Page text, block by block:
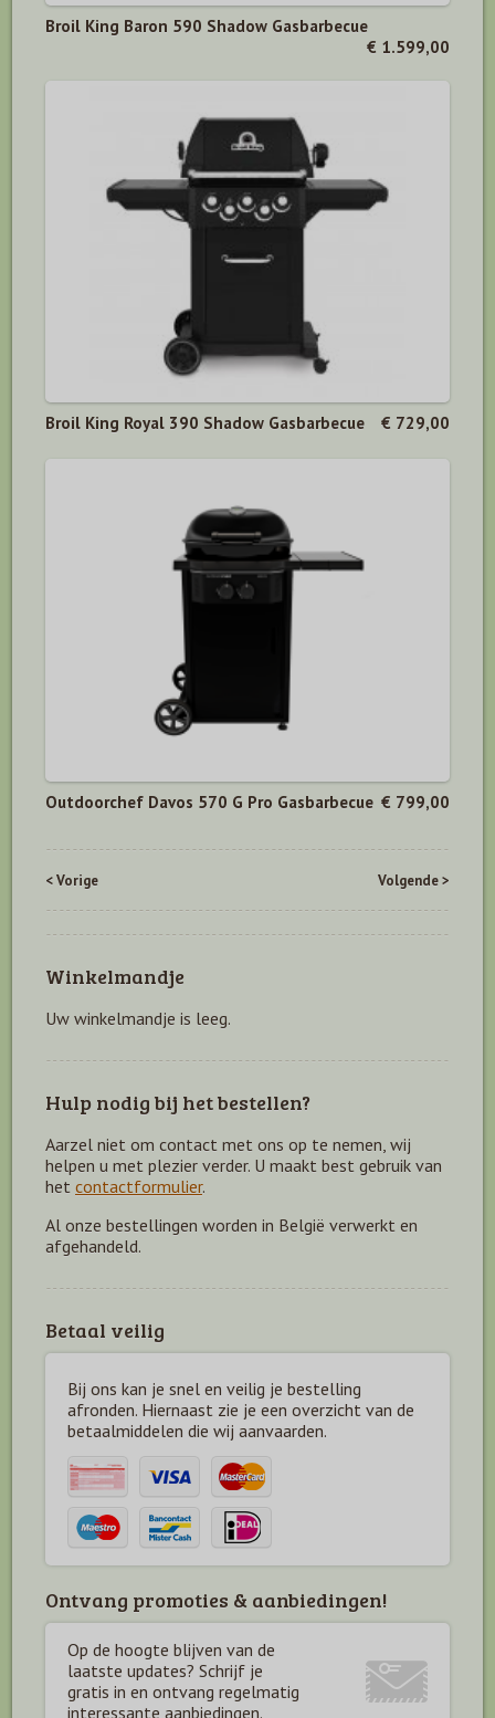
Broil King Baron 590 Shadow Gasbarbecue
€ 1.599,00
Broil King Royal 390 Shadow Gasbarbecue € 729,00
Outdoorchef Davos 570 G Pro Gasbarbecue € 799,00
< Vorige Volgende >
Winkelmandje
Uw winkelmandje is leeg.
Hulp nodig bij het bestellen?
Aarzel niet om contact met ons op te nemen, wij
helpen u met plezier verder. U maakt best gebruik van
het contactformulier.
Al onze bestellingen worden in België verwerkt en
afgehandeld.
Betaal veilig
Bij ons kan je snel en veilig je bestelling
afronden. Hiernaast zie je een overzicht van de
betaalmiddelen die wij aanvaarden.
Ontvang promoties & aanbiedingen!
Op de hoogte blijven van de
laatste updates? Schrijf je
gratis in en ontvang regelmatig
interessante aanbiedingen.